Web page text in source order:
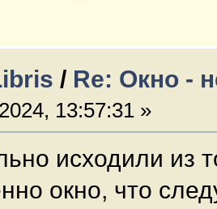
/ Re: Окно -
13:57:31 »
исходили из
окно, что